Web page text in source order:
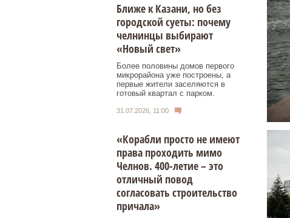
Ближе к Казани, но без
городской суеты: почему
челнинцы выбирают
«Новый свет»
Более половины домов первого
микрорайона уже построены, а
первые жители заселяются в
готовый квартал с парком.
31.07.2026, 11:00
«Корабли просто не имеют
права проходить мимо
Челнов. 400-летие – это
отличный повод
согласовать строительство
причала»